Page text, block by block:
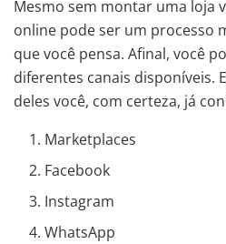
Mesmo sem montar uma loja
online pode ser um processo
que você pensa. Afinal, você
diferentes canais disponíveis.
deles você, com certeza, já
Marketplaces
Facebook
Instagram
WhatsApp